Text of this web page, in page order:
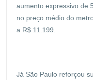
aumento expressivo de
no preço médio do
a R$ 11.199.
Já São Paulo reforçou